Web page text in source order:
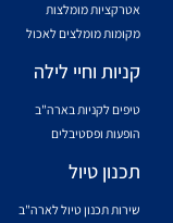
אטרקציות מומלצות
מקומות מומלצים לאכול
קניות וחיי לילה
טיפים לקניות בארה"ב
הופעות ופסטיבלים
תכנון טיול
שירות תכנון טיול לארה"ב